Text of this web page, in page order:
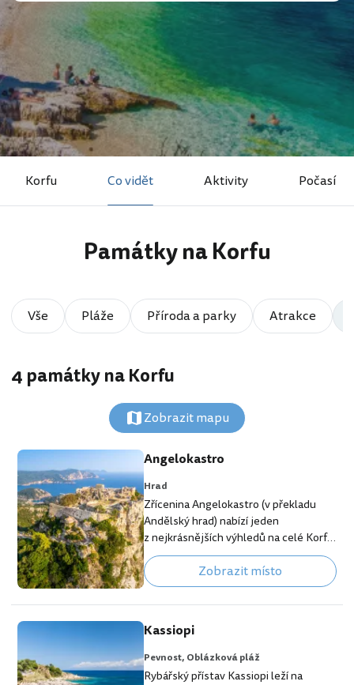
Korfu Co vidět Aktivity Počasí
Památky na Korfu
Vše Pláže Příroda a parky Atrakce
4 památky na Korfu
Zobrazit mapu
Angelokastro
Hrad
Zřícenina Angelokastro (v překladu
Andělský hrad) nabízí jeden
z nejkrásnějších výhledů na celé Korfu.
Za jasného dne je vidět Stará pevnost
v Kerkyře, což není náhoda. Obě
pevnosti spolu navzájem měly
komunikovat v případě nebezpečí.
Z původní pevnosti toho do dnešní
doby mnoho nezbylo. K vidění je jen
vodní cisterna a jeskynní kaple Agia
Kyriaki. Pevnost z Byzantské éry se
Zobrazit místo
Kassiopi
Pevnost, Oblázková pláž
Rybářský přístav Kassiopi leží na